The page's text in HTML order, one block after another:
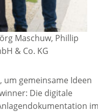
Maschuw, Phillip
& Co. KG
um gemeinsame Ideen
Die digitale
im